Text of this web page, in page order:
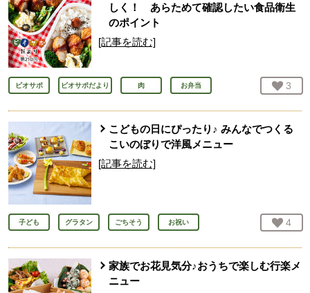
しく！ あらためて確認したい食品衛生
のポイント
[記事を読む]
ビオサポ ビオサポだより 肉 お弁当 お気
3
こどもの日にぴったり♪ みんなでつくる
こいのぼりで洋風メニュー
[記事を読む]
子ども グラタン ごちそう お祝い お気
4
家族でお花見気分♪おうちで楽しむ行楽メ
ニュー